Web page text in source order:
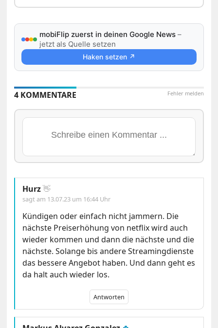
mobiFlip zuerst in deinen Google News –
jetzt als Quelle setzen
Haken setzen ↗
Fehler melden
4 KOMMENTARE
Hurz👋
sagt am 13.07.23 um 16:44 Uhr
Kündigen oder einfach nicht jammern. Die
nächste Preiserhöhung von netflix wird auch
wieder kommen und dann die nächste und die
nächste. Solange bis andere Streamingdienste
das bessere Angebot haben. Und dann geht es
da halt auch wieder los.
Antworten